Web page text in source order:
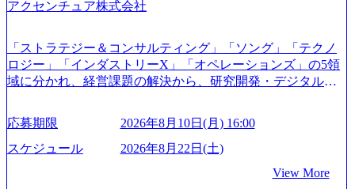
m/@leveragesCh) レバレジーズで活躍するメンバー紹介！〜
管理職種編 〜 (https://www.youtube.com/watch?v=RETwZKac2
UI) レバレジーズで活躍するメンバー紹介！〜 営業職種編
来黒字を維持し、急成長中でありながら安定した事業を展
円を目指す日本にもなかなかないメガベンチャー。創業か
ら黒字経営。年間130%成長 https://storage.googleapis.com/our-
アクセンチュア株式会社
「ストラテジー＆コンサルティング」「ソング」「テクノ
ロジー」「インダストリーX」「オペレーションズ」の5領
域に分かれ、経営課題の解決から、研究開発・デジタル・
グ領域からその実行的側面であるITサービスの提供まで一
貫して支援する総合系・IT系ファームである あらゆる産業
において非常に良質な顧客基盤を築いており、Fortune Globa
手掛けたプロジェクトは「ファーストリテイリングにおけ
応募期限
2026年8月10日(月) 16:00
スケジュール
2026年8月22日(土)
View More